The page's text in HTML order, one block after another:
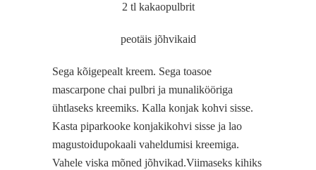
2 tl kakaopulbrit
peotäis jõhvikaid
Sega kõigepealt kreem. Sega toasoe
mascarpone chai pulbri ja munalikööriga
ühtlaseks kreemiks. Kalla konjak kohvi sisse.
Kasta piparkooke konjakikohvi sisse ja lao
magustoidupokaali vaheldumisi kreemiga.
Vahele viska mõned jõhvikad.Viimaseks kihiks